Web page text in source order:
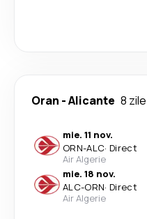
Oran -Alicante 8 zile
mie. 11 nov.
ORN-ALC· Direct
Air Algerie
mie. 18 nov.
ALC-ORN· Direct
Air Algerie